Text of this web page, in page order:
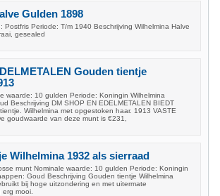
Gulden 1898
Postfris Periode: T/m 1940 Beschrijving Wilhelmina Halve
gesealed
Gouden tientje
waarde: 10 gulden Periode: Koningin Wilhelmina
Beschrijving DM SHOP EN EDELMETALEN BIEDT
Wilhelmina met opgestoken haar. 1913 VASTE
goudwaarde van deze munt is €231,
Wilhelmina 1932 als sierraad
munt Nominale waarde: 10 gulden Periode: Koningin
Goud Beschrijving Gouden tientje Wilhelmina
bij hoge uitzondering en met uitermate
mooi.